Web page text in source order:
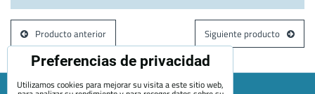
Producto anterior Siguiente producto
Preferencias de privacidad
Utilizamos cookies para mejorar su visita a este sitio web,